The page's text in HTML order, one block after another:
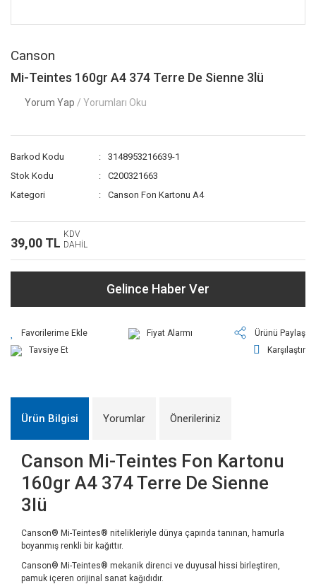
Canson
Mi-Teintes 160gr A4 374 Terre De Sienne 3lü
Yorum Yap / Yorumları Oku
Barkod Kodu
3148953216639-1
Stok Kodu
C200321663
Kategori
Canson Fon Kartonu A4
39,00 TL
KDV
DAHİL
Gelince Haber Ver
Fiyat Alarmı
Ürünü Paylaş
Tavsiye Et
Karşılaştır
Ürün Bilgisi Yorumlar Önerileriniz
Canson Mi-Teintes Fon Kartonu
160gr A4 374 Terre De Sienne
3lü
Canson® Mi-Teintes® nitelikleriyle dünya çapında tanınan, hamurla
boyanmış renkli bir kağıttır.
Canson® Mi-Teintes® mekanik direnci ve duyusal hissi birleştiren,
pamuk içeren orijinal sanat kağıdıdır.